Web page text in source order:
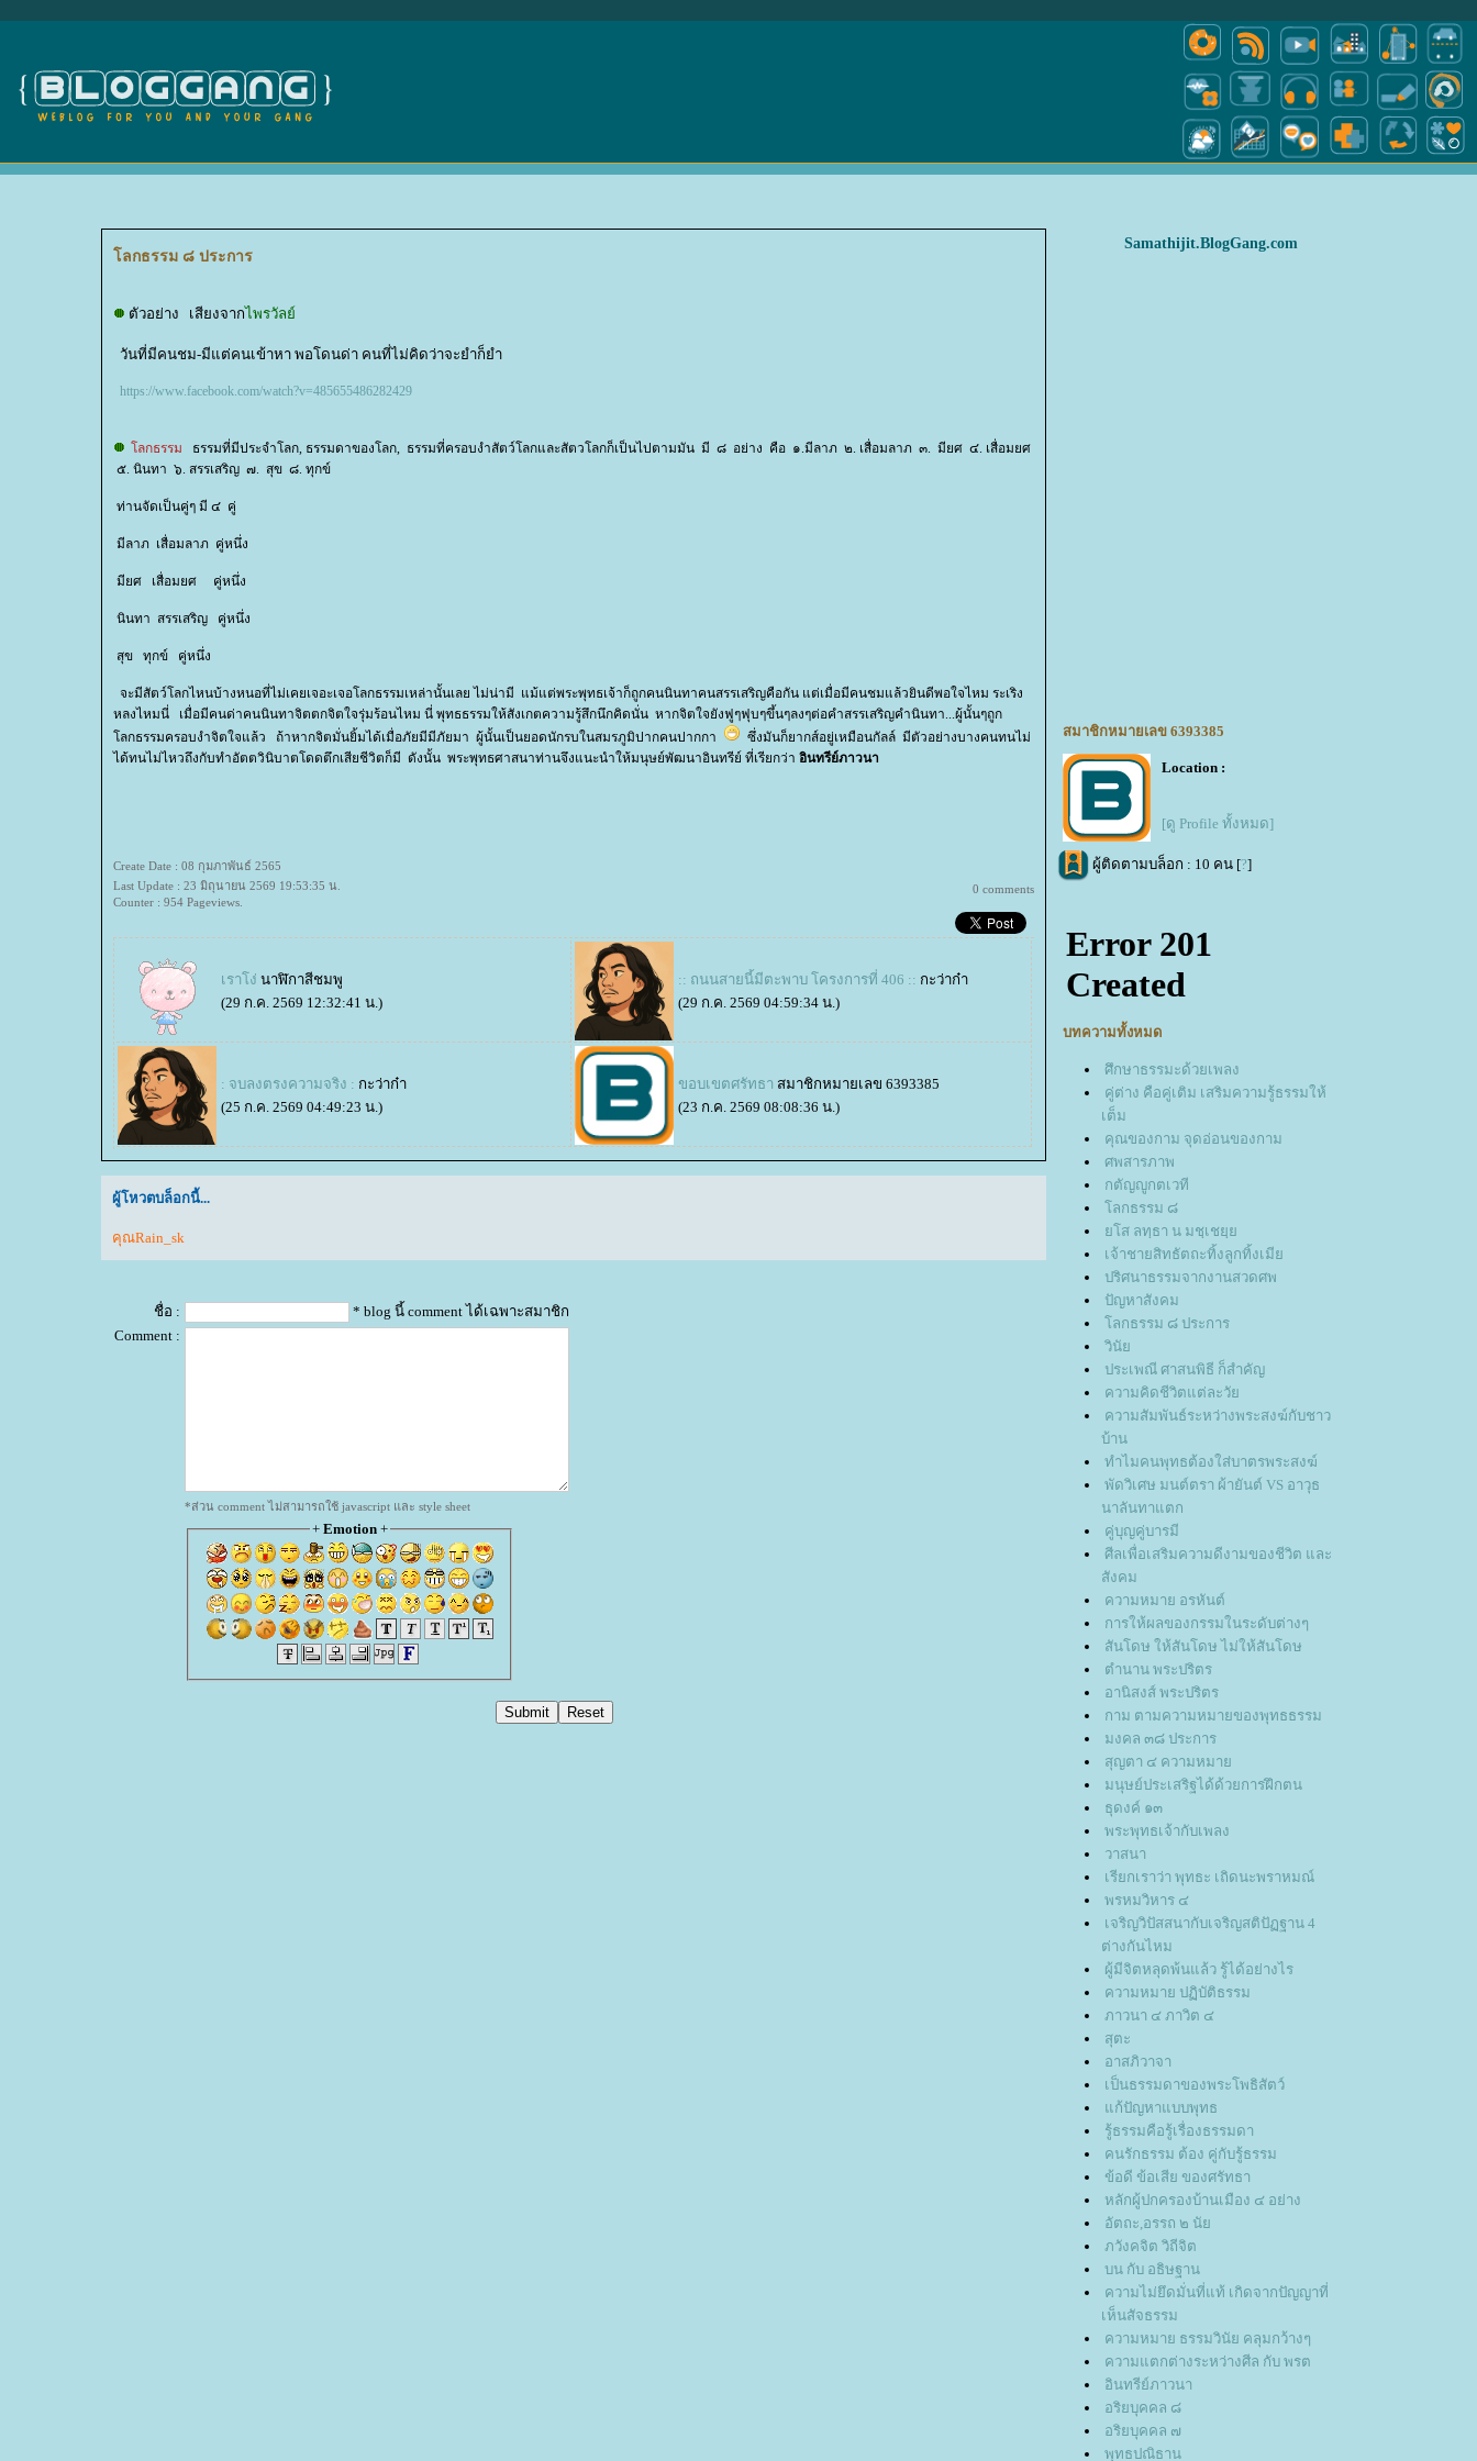
ลกธรรม ๘ ประการ
ตัวอย่าง เสียงจากไพรวัลย์
วันที่มีคนชม-มีแต่คนเข้าหา พอโดนด่า คนที่ไม่คิดว่าจะยำก็ยำ
https://www.facebook.com/watch?v=485655486282429
ลกธรรม
ธรรมที่มีประจำโลก, ธรรมดาของโลก, ธรรมที่ครอบงำสัตว์โลกและสัตวโลกก็เป็นไปตามมัน มี ๘ อย่าง คือ ๑.มีลาภ ๒. เสื่อมลาภ ๓. มียศ ๔. เสื่อมยศ
๕. นินทา ๖. สรรเสริญ ๗. สุข ๘. ทุกข์
ท่านจัดเป็นคู่ๆ มี ๔ คู่
มีลาภ เสื่อมลาภ คู่หนึ่ง
มียศ เสื่อมยศ คู่หนึ่ง
นินทา สรรเสริญ คู่หนึ่ง
สุข ทุกข์ คู่หนึ่ง
จะมีสัตว์โลกไหนบ้างหนอที่ไม่เคยเจอะเจอโลกธรรมเหล่านั้นเลย ไม่น่ามี แม้แต่พระพุทธเจ้าก็ถูกคนนินทาคนสรรเสริญคือกัน แต่เมื่อมีคนชมแล้วยินดีพอใจไหม ระเริง
หลงไหมนี่ เมื่อมีคนด่าคนนินทาจิตตกจิตใจรุ่มร้อนไหม นี่ พุทธธรรมให้สังเกตความรู้สึกนึกคิดนั่น หากจิตใจยังฟูๆฟุบๆขึ้นๆลงๆต่อคำสรรเสริญคำนินทา...ผู้นั้นๆถูก
ลกธรรมครอบงำจิตใจแล้ว ถ้าหากจิตมั่นยิ้มได้เมื่อภัยมีมีภัยมา ผู้นั้นเป็นยอดนักรบในสมรภูมิปากคนปากกา
ซึ่งมันก็ยากส์อยู่เหมือนกัลล์ มีตัวอย่างบางคนทนไม่
ได้ทนไม่ไหวถึงกับทำอัตตวินิบาตโดดตึกเสียชีวิตก็มี ดังนั้น พระพุทธศาสนาท่านจึงแนะนำให้มนุษย์พัฒนาอินทรีย์ ที่เรียกว่า อินทรีย์ภาวนา
Create Date : 08 กุมภาพันธ์ 2565
Last Update : 23 มิถุนายน 2569 19:53:35 น.
Counter : 954 Pageviews.
0 comments
เราโง่ นาฬิกาสีชมพู
(29 ก.ค. 2569 12:32:41 น.)
:: ถนนสายนี้มีตะพาบ โครงการที่ 406 :: กะว่าก๋า
(29 ก.ค. 2569 04:59:34 น.)
: จบลงตรงความจริง : กะว่าก๋า
(25 ก.ค. 2569 04:49:23 น.)
ขอบเขตศรัทธา สมาชิกหมายเลข 6393385
(23 ก.ค. 2569 08:08:36 น.)
ผู้โหวตบล็อกนี้...
คุณRain_sk
ชื่อ :
* blog นี้ comment ได้เฉพาะสมาชิก
Comment :
*ส่วน comment ไม่สามารถใช้ javascript และ style sheet
+ Emotion+
Samathijit.BlogGang.com
สมาชิกหมายเลข 6393385
Location :
[ดู Profile ทั้งหมด]
ผู้ติดตามบล็อก : 10 คน [?]
บทความทั้งหมด
ศึกษาธรรมะด้วยเพลง
คู่ต่าง คือคู่เติม เสริมความรู้ธรรมให้
เต็ม
คุณของกาม จุดอ่อนของกาม
ศพสารภาพ
กตัญญูกตเวที
ลกธรรม ๘
ส ลทฺธา น มชฺเชยฺ
เจ้าชายสิทธัตถะทิ้งลูกทิ้งเมี
ปริศนาธรรมจากงานสวดศพ
ปัญหาสังคม
ลกธรรม ๘ ประการ
วินั
ประเพณี ศาสนพิธี ก็สำคัญ
ความคิดชีวิตแต่ละวั
ความสัมพันธ์ระหว่างพระสงฆ์กับชาว
บ้าน
ทำไมคนพุทธต้องใส่บาตรพระสงฆ์
พัดวิเศษ มนต์ตรา ผ้ายันต์ VS อาวุธ
นาลันทาแตก
คู่บุญคู่บารมี
ศีลเพื่อเสริมความดีงามของชีวิต และ
สังคม
ความหมาย อรหันต์
การให้ผลของกรรมในระดับต่างๆ
สันโดษ ให้สันโดษ ไม่ให้สันโดษ
ตำนาน พระปริตร
อานิสงส์ พระปริตร
กาม ตามความหมายของพุทธธรรม
มงคล ๓๘ ประการ
สุญตา ๔ ความหมา
มนุษย์ประเสริฐได้ด้วยการฝึกตน
ธุดงค์ ๑๓
พระพุทธเจ้ากับเพลง
วาสนา
เรียกเราว่า พุทธะ เถิดนะพราหมณ์
พรหมวิหาร ๔
เจริญวิปัสสนากับเจริญสติปัฏฐาน 4
ต่างกันไหม
ผู้มีจิตหลุดพ้นแล้ว รู้ได้อย่างไร
ความหมาย ปฏิบัติธรรม
ภาวนา ๔ ภาวิต ๔
สุตะ
อาสภิวาจา
เป็นธรรมดาของพระโพธิสัตว์
ก้ปัญหาแบบพุทธ
รู้ธรรมคือรู้เรื่องธรรมดา
คนรักธรรม ต้อง คู่กับรู้ธรรม
ข้อดี ข้อเสีย ของศรัทธา
หลักผู้ปกครองบ้านเมือง ๔ อย่าง
อัตถะ,อรรถ ๒ นั
ภวังคจิต วิถีจิต
บน กับ อธิษฐาน
ความไม่ยึดมั่นที่แท้ เกิดจากปัญญาที่
เห็นสัจธรรม
ความหมาย ธรรมวินัย คลุมกว้างๆ
ความแตกต่างระหว่างศีล กับ พรต
อินทรีย์ภาวนา
อริยบุคคล ๘
อริยบุคคล ๗
พุทธปณิธาน